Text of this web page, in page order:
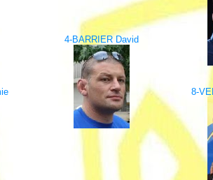
4-BARRIER David
8-